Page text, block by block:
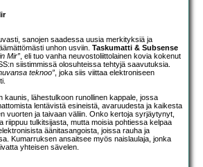
sanojen saadessa uusia merkityksiä ja
unhon usviin. Taskumatti & Subsense
Mir” , eli tuo vanha neuvostoliittolainen kovia kokenut
siistimmissä olosuhteissa tehtyjä saavutuksia.
teknoo” , joka siis viittaa elektroniseen
kaunis, lähestulkoon runollinen kappale, jossa
lentävistä esineistä, avaruudesta ja kaikesta
vuorten ja taivaan väliin. Onko kertoja syrjäytynyt,
riippuu tulkitsijasta, mutta moisia pohtiessa kelpaa
äänitasangoista, joissa rauha ja
Kumarruksen ansaitsee myös naislaulaja, jonka
yhteisen sävelen.